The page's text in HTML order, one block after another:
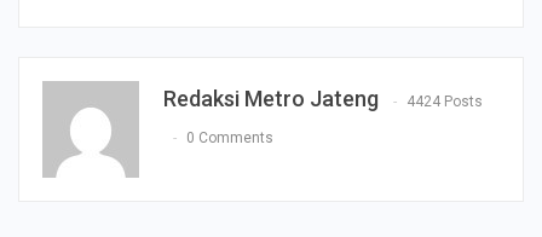
Redaksi Metro Jateng 4424 Posts
0 Comments